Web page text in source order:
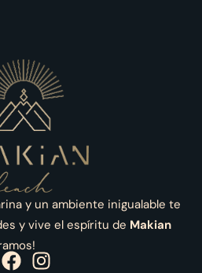
y un ambiente inigualable te
y vive el espíritu de Makian